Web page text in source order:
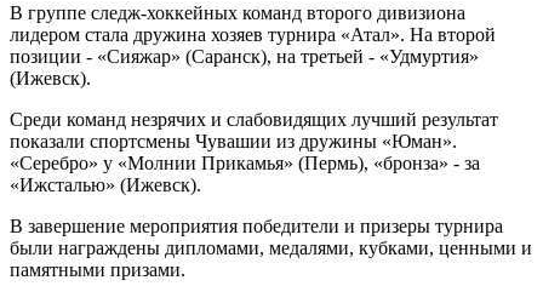
В группе следж-хоккейных команд второго дивизиона
лидером стала дружина хозяев турнира «Атал». На второй
позиции - «Сияжар» (Саранск), на третьей - «Удмуртия»
(Ижевск).
Среди команд незрячих и слабовидящих лучший результат
показали спортсмены Чувашии из дружины «Юман».
«Серебро» у «Молнии Прикамья» (Пермь), «бронза» - за
«Ижсталью» (Ижевск).
В завершение мероприятия победители и призеры турнира
были награждены дипломами, медалями, кубками, ценными и
памятными призами.